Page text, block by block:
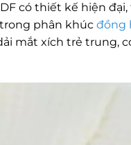
có thiết kế hiện
phân khúc đồng
mắt xích trẻ trung,